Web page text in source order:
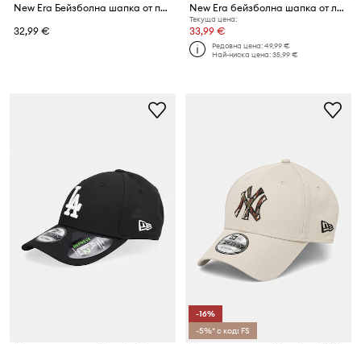
New Era Бейзболна шапка от памук CITY ICON 940 NYY
32,99 €
New Era бейзболна шапка от лен LINEN 9TWENTY®
Текуща цена:
33,99 €
Редовна цена:49,99 €
Най-ниска цена:35,99 €
-16%
-5%* с код: FS